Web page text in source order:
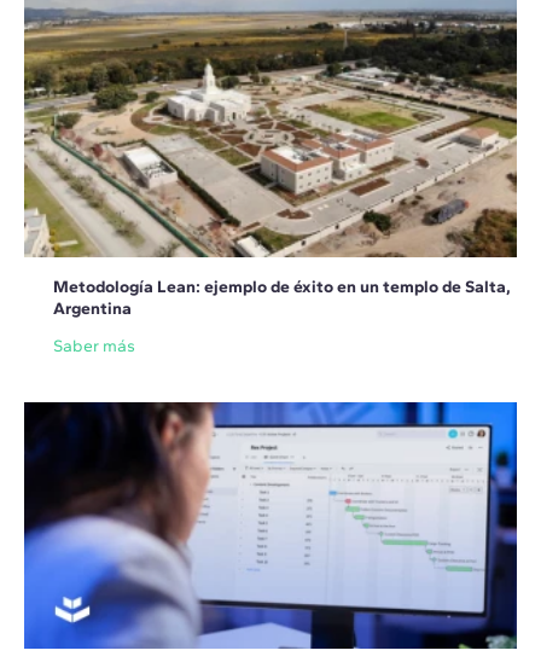
Metodología Lean: ejemplo de éxito en un templo de Salta,
Argentina
Saber más